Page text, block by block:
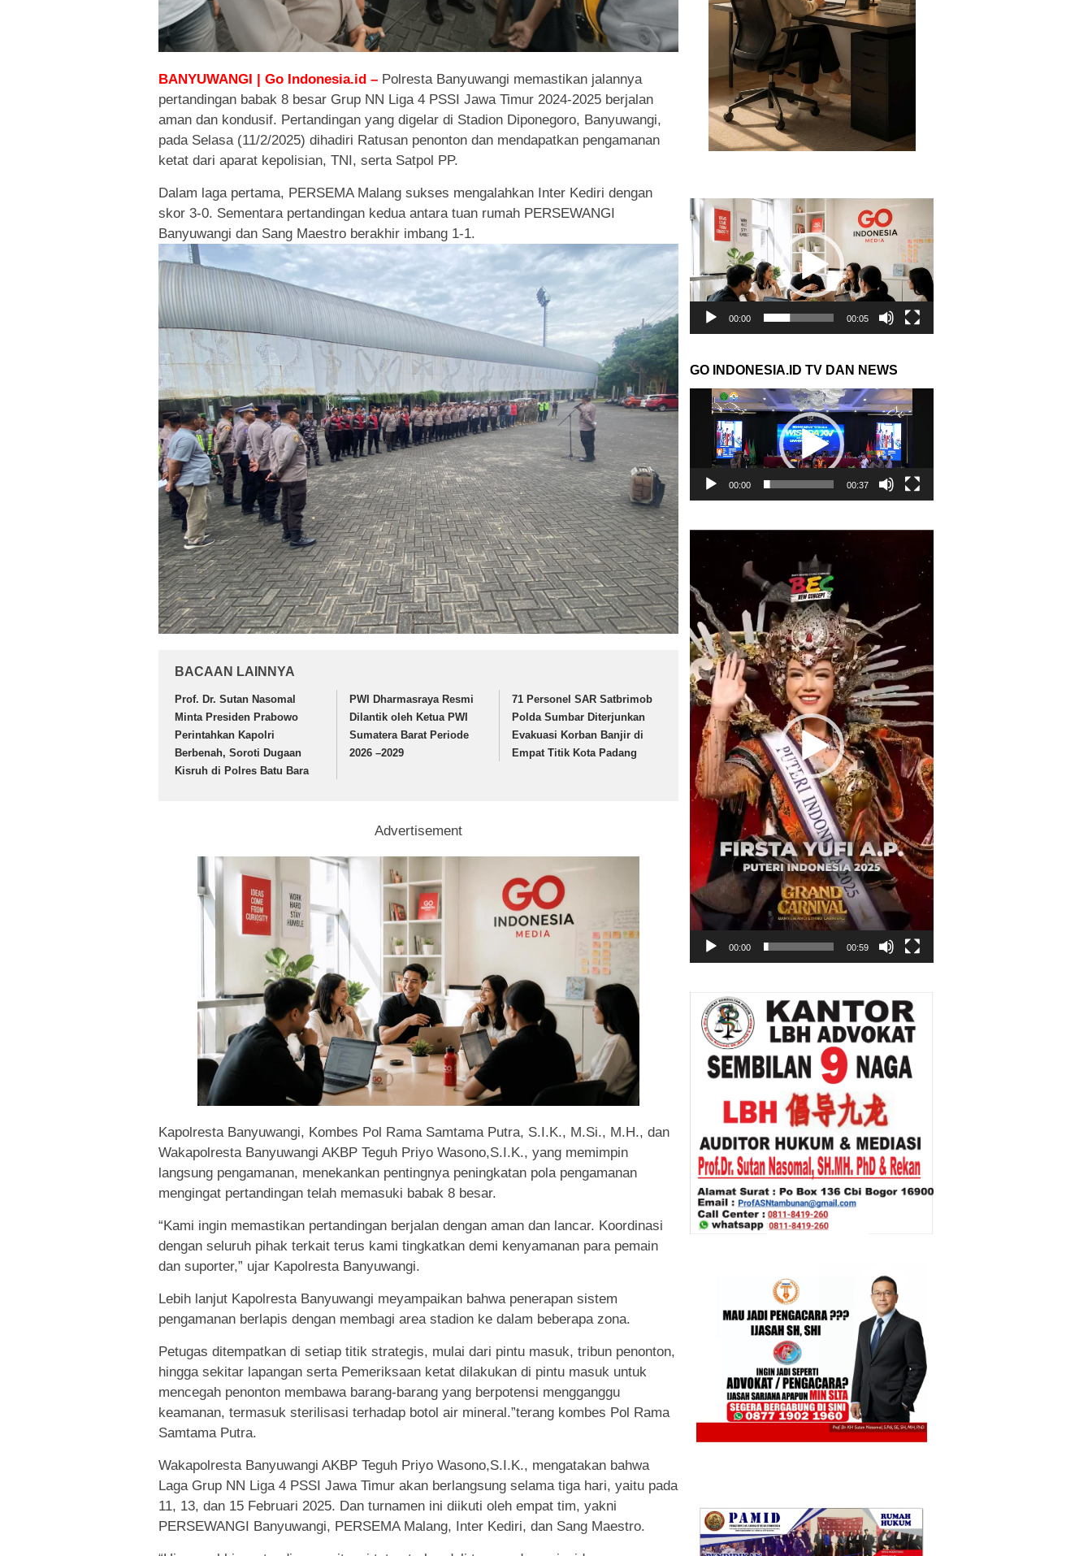
BANYUWANGI | Go Indonesia.id – Polresta Banyuwangi memastikan jalannya
pertandingan babak 8 besar Grup NN Liga 4 PSSI Jawa Timur 2024-2025 berjalan
aman dan kondusif. Pertandingan yang digelar di Stadion Diponegoro, Banyuwangi,
pada Selasa (11/2/2025) dihadiri Ratusan penonton dan mendapatkan pengamanan
ketat dari aparat kepolisian, TNI, serta Satpol PP.
Dalam laga pertama, PERSEMA Malang sukses mengalahkan Inter Kediri dengan
skor 3-0. Sementara pertandingan kedua antara tuan rumah PERSEWANGI
Banyuwangi dan Sang Maestro berakhir imbang 1-1.
BACAAN LAINNYA
Prof. Dr. Sutan Nasomal
Minta Presiden Prabowo
Perintahkan Kapolri
Berbenah, Soroti Dugaan
Kisruh di Polres Batu Bara
PWI Dharmasraya Resmi
Dilantik oleh Ketua PWI
Sumatera Barat Periode
2026 –2029
71 Personel SAR Satbrimob
Polda Sumbar Diterjunkan
Evakuasi Korban Banjir di
Empat Titik Kota Padang
Advertisement
Kapolresta Banyuwangi, Kombes Pol Rama Samtama Putra, S.I.K., M.Si., M.H., dan
Wakapolresta Banyuwangi AKBP Teguh Priyo Wasono,S.I.K., yang memimpin
langsung pengamanan, menekankan pentingnya peningkatan pola pengamanan
mengingat pertandingan telah memasuki babak 8 besar.
“Kami ingin memastikan pertandingan berjalan dengan aman dan lancar. Koordinasi
dengan seluruh pihak terkait terus kami tingkatkan demi kenyamanan para pemain
dan suporter,” ujar Kapolresta Banyuwangi.
Lebih lanjut Kapolresta Banyuwangi meyampaikan bahwa penerapan sistem
pengamanan berlapis dengan membagi area stadion ke dalam beberapa zona.
Petugas ditempatkan di setiap titik strategis, mulai dari pintu masuk, tribun penonton,
hingga sekitar lapangan serta Pemeriksaan ketat dilakukan di pintu masuk untuk
mencegah penonton membawa barang-barang yang berpotensi mengganggu
keamanan, termasuk sterilisasi terhadap botol air mineral.”terang kombes Pol Rama
Samtama Putra.
Wakapolresta Banyuwangi AKBP Teguh Priyo Wasono,S.I.K., mengatakan bahwa
Laga Grup NN Liga 4 PSSI Jawa Timur akan berlangsung selama tiga hari, yaitu pada
11, 13, dan 15 Februari 2025. Dan turnamen ini diikuti oleh empat tim, yakni
PERSEWANGI Banyuwangi, PERSEMA Malang, Inter Kediri, dan Sang Maestro.
Pemutar
Video
00:00 00:05
GO INDONESIA.ID TV DAN NEWS
Pemutar
Video
00:00 00:37
Pemutar
00:00 00:59